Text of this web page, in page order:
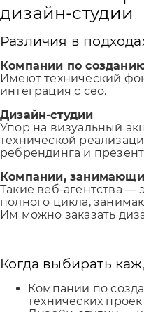
дизайн-студии
Различия в
Компании по
Имеют технический
интеграция с сео.
Дизайн-студии
Упор на визуальный
технической
ребрендинга и
Компании,
Такие веб-агентства
полного цикла,
Им можно заказать
Когда выбирать
Компании по
технических